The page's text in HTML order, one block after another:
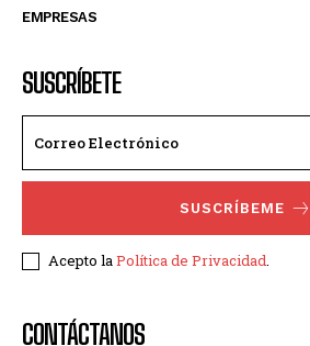
EMPRESAS
SUSCRÍBETE
SUSCRÍBEME
Acepto laPolítica de Privacidad.
CONTÁCTANOS